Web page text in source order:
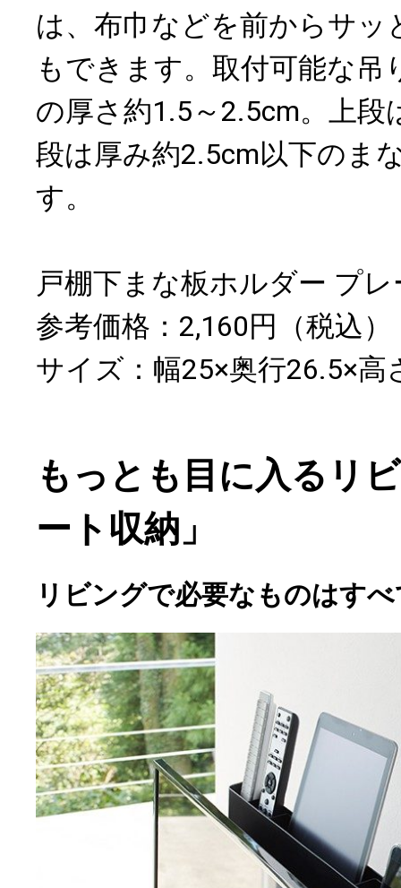
は、布巾などを前からサッ
もできます。取付可能な吊
の厚さ約1.5～2.5cm。上段
段は厚み約2.5cm以下のま
す。
戸棚下まな板ホルダー プレ
参考価格：2,160円（税込）
サイズ：幅25×奥行26.5×高
もっとも目に入るリ
ート収納」
リビングで必要なものはす